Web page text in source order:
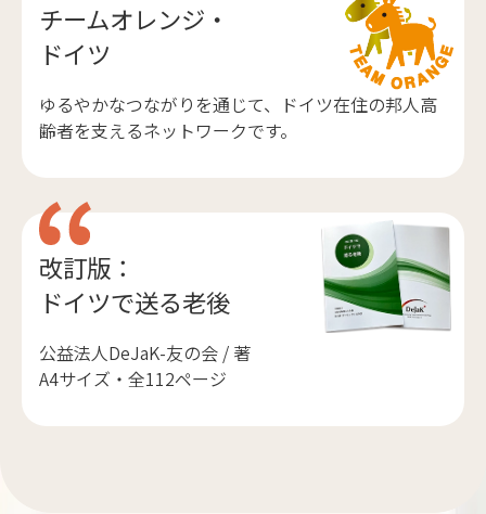
チームオレンジ・
ドイツ
ゆるやかなつながりを通じて、ドイツ在住の邦人高
齢者を支えるネットワークです。
改訂版：
ドイツで送る老後
公益法人DeJaK-友の会 / 著
A4サイズ・全112ページ